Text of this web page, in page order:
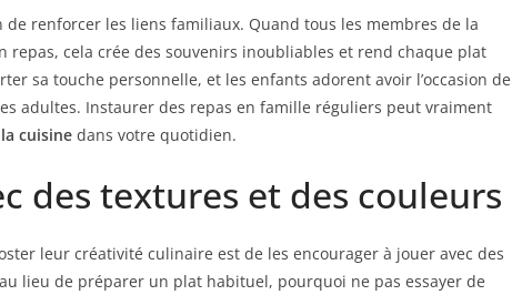
de renforcer les liens familiaux. Quand tous les membres de la
repas, cela crée des souvenirs inoubliables et rend chaque plat
sa touche personnelle, et les enfants adorent avoir l’occasion de
adultes. Instaurer des repas en famille réguliers peut vraiment
cuisine dans votre quotidien.
des textures et des couleurs
leur créativité culinaire est de les encourager à jouer avec des
lieu de préparer un plat habituel, pourquoi ne pas essayer de